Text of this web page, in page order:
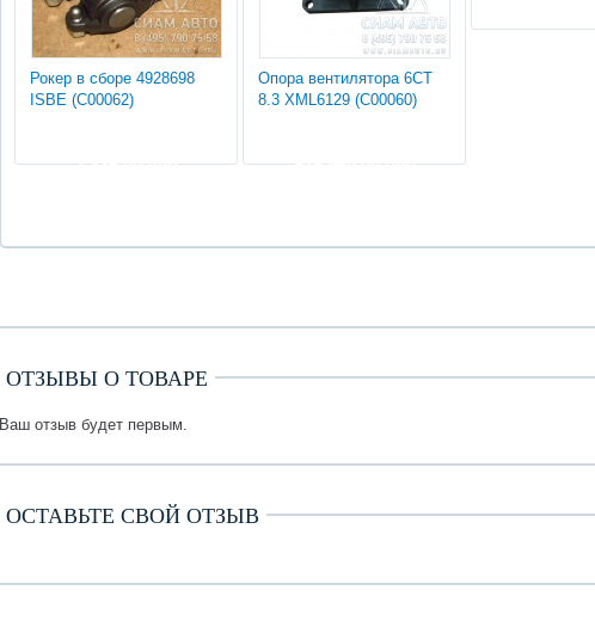
Рокер в сборе 4928698
ISBE (С00062)
1 335.00 руб
Опора вентилятора 6СТ
8.3 XML6129 (С00060)
535 950.00 руб
ОТЗЫВЫ О ТОВАРЕ
Ваш отзыв будет первым.
ОСТАВЬТЕ СВОЙ ОТЗЫВ